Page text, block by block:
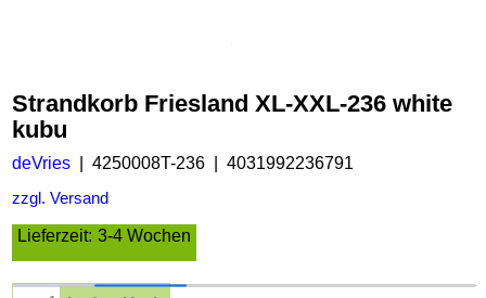
Strandkorb Friesland XL-XXL-236 white
kubu
deVries 4250008T-236 4031992236791
zzgl. Versand
Lieferzeit: 3-4 Wochen